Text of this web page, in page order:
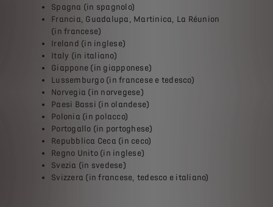
Spagna (in spagnolo)
Francia, Guadalupa, Martinica, La Réunion
(in francese)
Ireland (in inglese)
Italy (in italiano)
Giappone (in giapponese)
Lussemburgo (in francese e tedesco)
Norvegia (in norvegese)
Paesi Bassi (in olandese)
Polonia (in polacco)
Portogallo (in portoghese)
Repubblica Ceca (in ceco)
Regno Unito (in inglese)
Svezia (in svedese)
Svizzera (in francese, tedesco e italiano)